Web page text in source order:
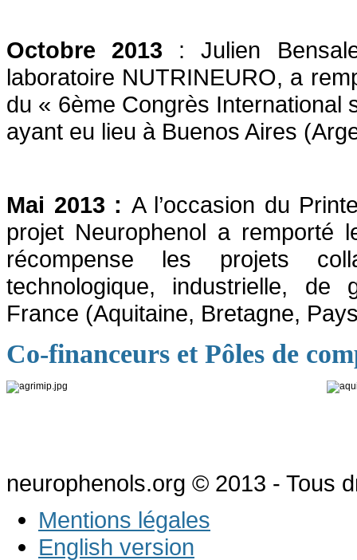
Octobre 2013 : Julien
laboratoire NUTRINEURO, a
du « 6ème Congrès International
ayant eu lieu à Buenos Aires
Mai 2013 : A l’occasion du
projet Neurophenol a remporté
récompense les projets
technologique, industrielle, de
France (Aquitaine, Bretagne,
Co-financeurs et Pôles de
neurophenols.org © 2013 - Tous
Mentions légales
English version